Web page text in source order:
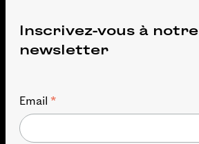
Inscrivez-vous à notre
newsletter
Email *